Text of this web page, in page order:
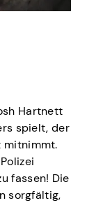
Hartnett
spielt, der
mitnimmt.
fassen! Die
sorgfältig,